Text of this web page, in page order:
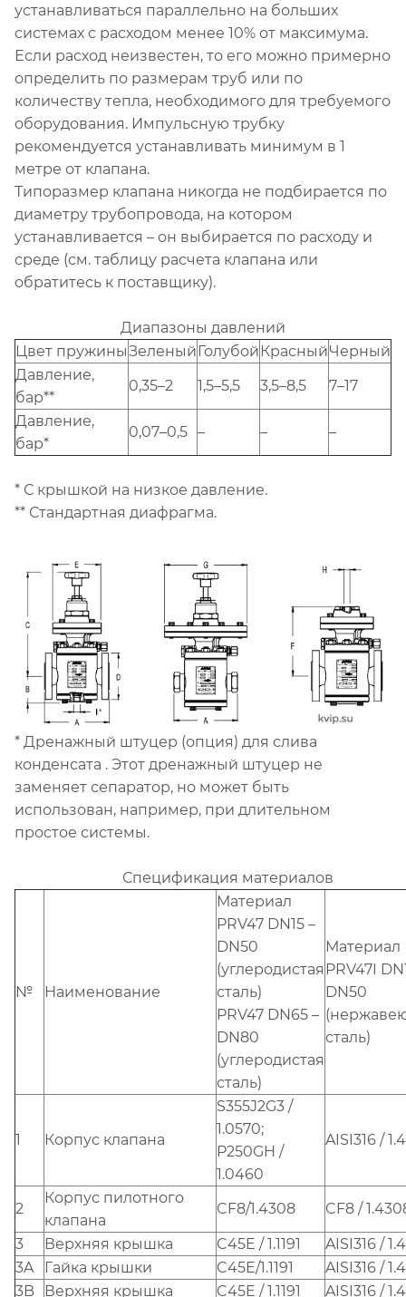
устанавливаться параллельно на больших
системах с расходом менее 10% от максимума.
Если расход неизвестен, то его можно примерно
определить по размерам труб или по
количеству тепла, необходимого для требуемого
оборудования. Импульсную трубку
рекомендуется устанавливать минимум в 1
метре от клапана.
Типоразмер клапана никогда не подбирается по
диаметру трубопровода, на котором
устанавливается – он выбирается по расходу и
среде (см. таблицу расчета клапана или
обратитесь к поставщику).
Диапазоны давлений
Цвет пружиныЗеленый Голубой КрасныйЧерный
Давление,
бар**
0,35–2 1,5–5,5 3,5–8,5 7–17
Давление,
бар*
0,07–0,5 – – –
* С крышкой на низкое давление.
** Стандартная диафрагма.
* Дренажный штуцер (опция) для слива
конденсата . Этот дренажный штуцер не
заменяет сепаратор, но может быть
использован, например, при длительном
простое системы.
Спецификация материалов
№ Наименование
Материал
PRV47 DN15 –
DN50
(углеродистая
сталь)
PRV47 DN65 –
DN80
(углеродистая
сталь)
Материал
PRV47I
DN50
сталь)
1 Корпус клапана
S355J2G3 /
1.0570;
P250GH /
1.0460
AISI316 /
2
Корпус пилотного
клапана
CF8/1.4308 CF8 /
3 Верхняя крышка C45E / 1.1191
AISI316 /
3A
Гайка крышки C45E/1.1191
AISI316 /
3B
Верхняя крышка C45E / 1.1191
AISI316 /